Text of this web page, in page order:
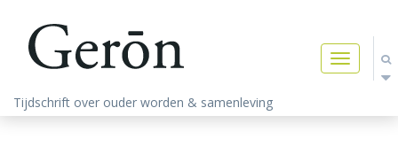
Toggle
navigation
Tijdschrift over ouder worden & samenleving